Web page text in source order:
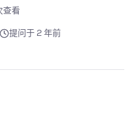
查看
提问于 2 年前